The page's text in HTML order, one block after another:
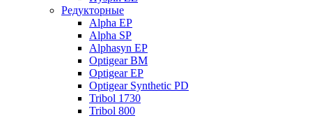
Редукторные
Alpha EP
Alpha SP
Alphasyn EP
Optigear BM
Optigear EP
Optigear Synthetic PD
Tribol 1730
Tribol 800